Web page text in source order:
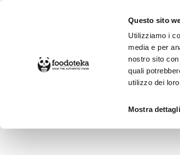
Questo sito
Utilizziamo i
media e per
nostro sito
quali
utilizzo dei
Mostra dettagli
SPESA ONLINE DA